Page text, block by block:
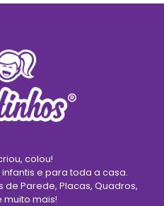
colou!
e para toda a casa.
de Parede, Placas, Quadros,
muito mais!